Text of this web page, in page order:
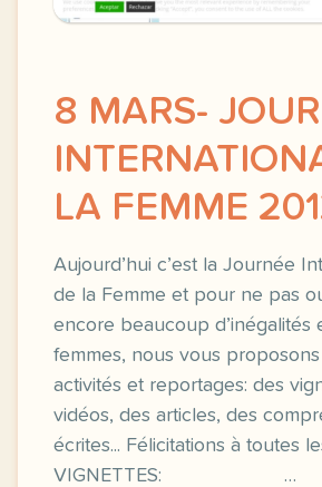
8 MARS-
LA FEMME
Aujourd’hui c’est la Journée
de la Femme et pour ne pas
encore beaucoup d’inégalités
femmes, nous vous
activités et reportages: des
vidéos, des articles, des
écrites... Félicitations à toutes
VIGNETTES: …